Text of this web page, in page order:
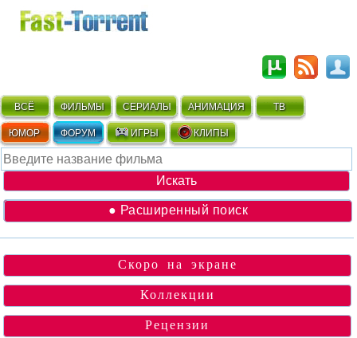
ВСЁ ФИЛЬМЫ СЕРИАЛЫ АНИМАЦИЯ ТВ
ЮМОР ФОРУМ ИГРЫ КЛИПЫ
● Расширенный поиск
Скоро на экране
Коллекции
Рецензии